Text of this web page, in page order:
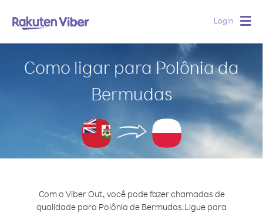
Login
Como ligar para Polônia da
Bermudas
Com o Viber Out, você pode fazer chamadas de
qualidade para Polônia de Bermudas.Ligue para